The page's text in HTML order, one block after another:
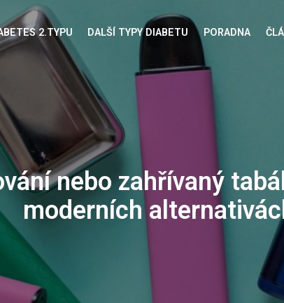
2.TYPU DALŠÍ TYPY DIABETU PORADNA
diabetes ovlivňuje cévy